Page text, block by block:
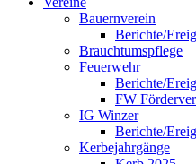
Bauernverein
Berichte/
Brauchtumspflege
Feuerwehr
Berichte/
FW
IG Winzer
Berichte/
Kerbejahrgänge